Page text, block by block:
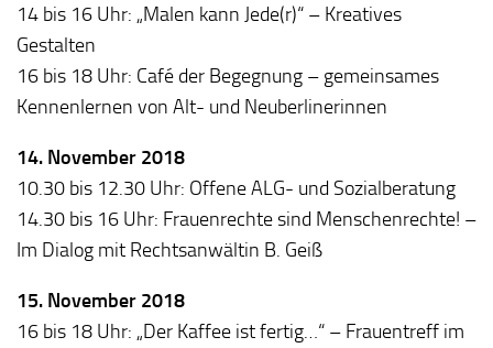
14 bis 16 Uhr: „Malen kann Jede(r)“ – Kreatives
Gestalten
16 bis 18 Uhr: Café der Begegnung – gemeinsames
Kennenlernen von Alt- und Neuberlinerinnen
14. November 2018
10.30 bis 12.30 Uhr: Offene ALG- und Sozialberatung
14.30 bis 16 Uhr: Frauenrechte sind Menschenrechte! –
Im Dialog mit Rechtsanwältin B. Geiß
15. November 2018
16 bis 18 Uhr: „Der Kaffee ist fertig…“ – Frauentreff im